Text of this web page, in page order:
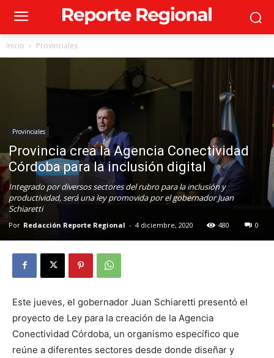
Inicio Provinciales
Provinciales
Provincia crea la Agencia Conectividad
Córdoba para la inclusión digital
Integrado por diversos sectores del rubro para la inclusión y
productividad, será una ley promovida por el gobernador Juan
Schiaretti
Por Redacción Reporte Regional - 4 diciembre, 2020 480 0
Este jueves, el gobernador Juan Schiaretti presentó el
proyecto de Ley para la creación de la Agencia
Conectividad Córdoba, un organismo específico que
reúne a diferentes sectores desde donde diseñar y